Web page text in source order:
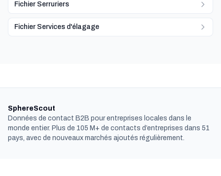
Fichier Serruriers
Fichier Services d'élagage
SphereScout
Données de contact B2B pour entreprises locales dans le
monde entier. Plus de 105 M+ de contacts d’entreprises dans 51
pays, avec de nouveaux marchés ajoutés régulièrement.